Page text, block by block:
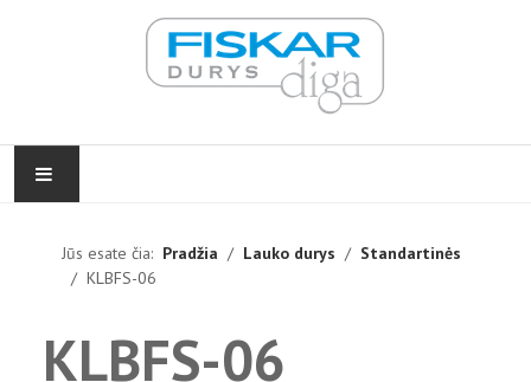
VIDAUS DURYS
LAUKO DURYS
Jūs esate čia: Pradžia Lauko durys
Standartinės
KLBFS-06
KLBFS-06